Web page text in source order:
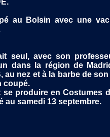
au Bolsin avec une
seul, avec son
dans la région de
au nez et à la barbe de
coupé.
produire en Costumes
au samedi 13 septembre.